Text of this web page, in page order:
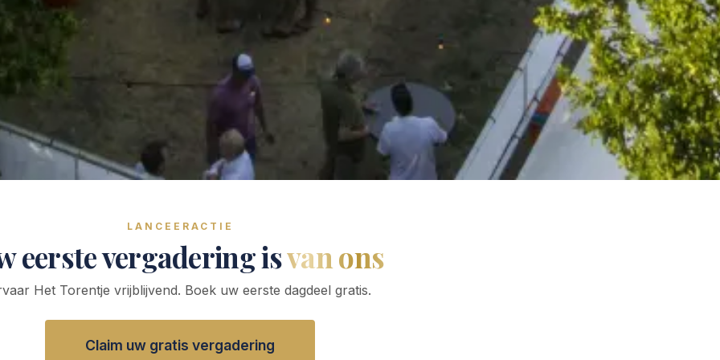
LANCEERACTIE
eerste vergadering isvan ons
Het Torentje vrijblijvend. Boek uw eerste dagdeel gratis.
Claim uw gratis vergadering